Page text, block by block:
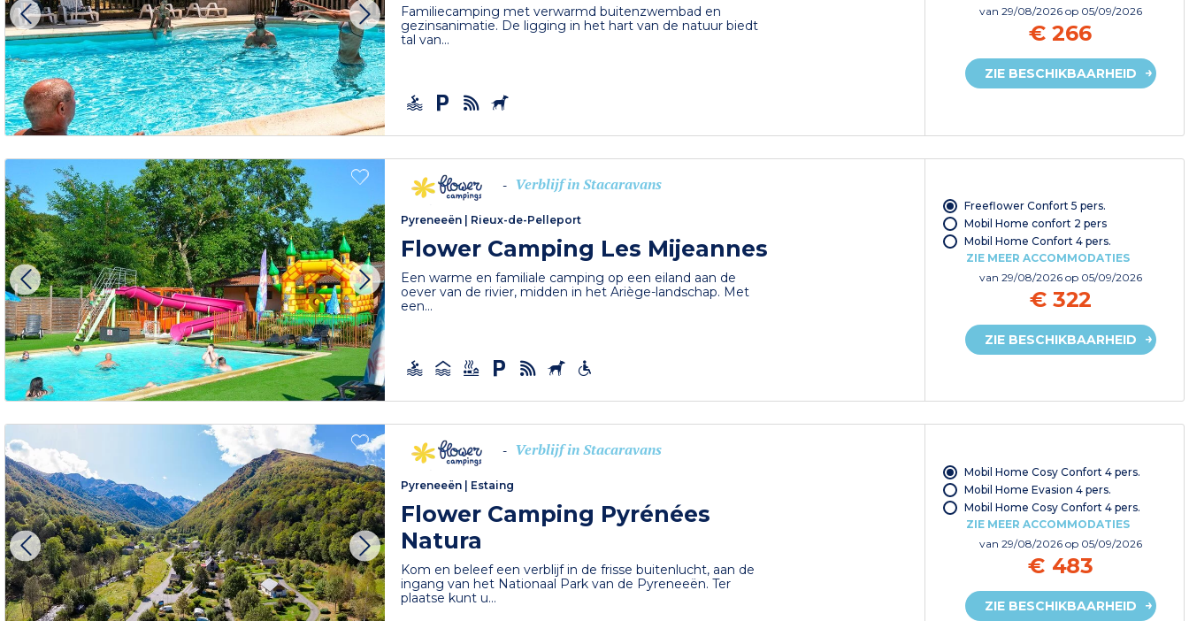
Familiecamping met verwarmd buitenzwembad en
gezinsanimatie. De ligging in het hart van de natuur biedt
tal van...
van 29/08/2026 op 05/09/2026
€ 266
ZIE BESCHIKBAARHEID
- Verblijf in Stacaravans
Pyreneeën | Rieux-de-Pelleport
Flower Camping Les Mijeannes
Een warme en familiale camping op een eiland aan de
oever van de rivier, midden in het Ariège-landschap. Met
een...
Freeflower Confort 5 pers.
Mobil Home confort 2 pers
Mobil Home Confort 4 pers.
ZIE MEER ACCOMMODATIES
van 29/08/2026 op 05/09/2026
€ 322
ZIE BESCHIKBAARHEID
- Verblijf in Stacaravans
Pyreneeën Estaing
Flower Camping Pyrénées
Natura
Kom en beleef een verblijf in de frisse buitenlucht, aan de
ingang van het Nationaal Park van de Pyreneeën. Ter
plaatse kunt u...
Mobil Home Cosy Confort 4 pers.
Mobil Home Evasion 4 pers.
Mobil Home Cosy Confort 4 pers.
ZIE MEER ACCOMMODATIES
van 29/08/2026 op 05/09/2026
€ 483
ZIE BESCHIKBAARHEID